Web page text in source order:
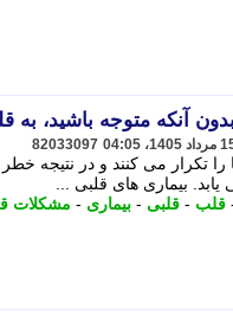
82033097
را تکرار می کنند و در نتیجه
بیماری های قلبی ...
قلب - قلبی - بیماری - مشکلات